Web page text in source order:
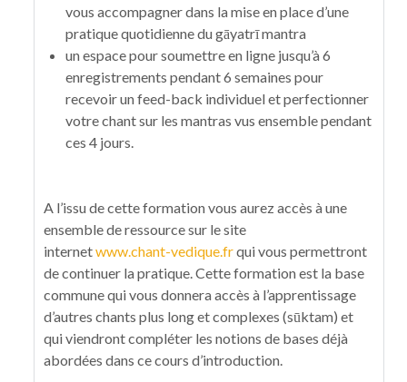
vous accompagner dans la mise en place d’une
pratique quotidienne du gāyatrī mantra
un espace pour soumettre en ligne jusqu’à 6
enregistrements pendant 6 semaines pour
recevoir un feed-back individuel et perfectionner
votre chant sur les mantras vus ensemble pendant
ces 4 jours.
A l’issu de cette formation vous aurez accès à une
ensemble de ressource sur le site
internetwww.chant-vedique.frqui vous permettront
de continuer la pratique. Cette formation est la base
commune qui vous donnera accès à l’apprentissage
d’autres chants plus long et complexes (sūktam) et
qui viendront compléter les notions de bases déjà
abordées dans ce cours d’introduction.